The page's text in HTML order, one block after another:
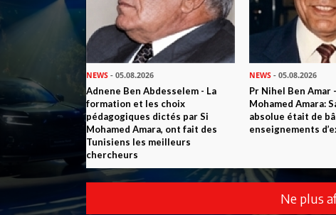
NEWS - 05.08.2026
Adnene Ben Abdesselem - La
formation et les choix
pédagogiques dictés par Si
Mohamed Amara, ont fait des
Tunisiens les meilleurs
chercheurs
NEWS - 05.08.2026
Pr Nihel Ben Amar
Mohamed Amara:
absolue était de
enseignements
Ne plus